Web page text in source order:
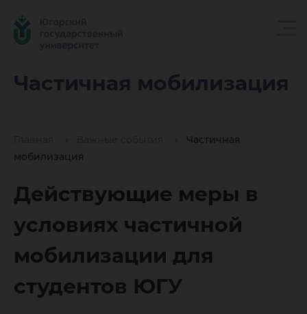
Частичная мобилизация
Частичная
мобилизация
Действующие меры в
условиях частичной
мобилизации для
студентов ЮГУ